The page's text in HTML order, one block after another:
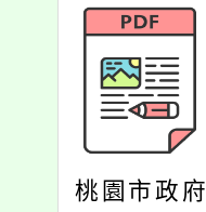
桃園市政府